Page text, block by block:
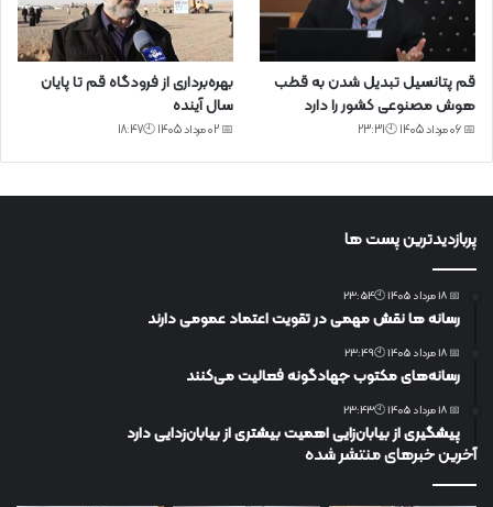
قم پتانسیل تبدیل شدن به قطب
هوش مصنوعی کشور را دارد
📅 06 مرداد 1405 🕙23:31
بهره‌برداری از فرودگاه قم تا پایان
سال آینده
📅 02 مرداد 1405 🕙18:47
پربازدیدترین پست ها
📅 18 مرداد 1405 🕙23:54
رسانه ها نقش مهمی در تقویت اعتماد عمومی دارند
📅 18 مرداد 1405 🕙23:49
رسانه‌های مکتوب جهادگونه فعالیت می‌کنند
📅 18 مرداد 1405 🕙23:43
پیشگیری از بیابان‌زایی اهمیت بیشتری از بیابان‌زدایی دارد
آخرین خبرهای منتشر شده